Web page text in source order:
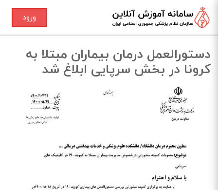
ورود
دستورالعمل درمان بیماران مبتلا به
کرونا در بخش سرپایی ابلاغ شد